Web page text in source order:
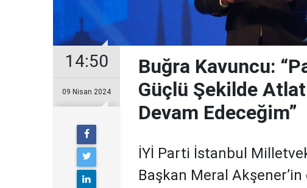
14:50
09 Nisan 2024
Buğra Kavuncu:
Güçlü Şekilde
Devam Edeceğim”
İYİ Parti İstanbul
Başkan Meral